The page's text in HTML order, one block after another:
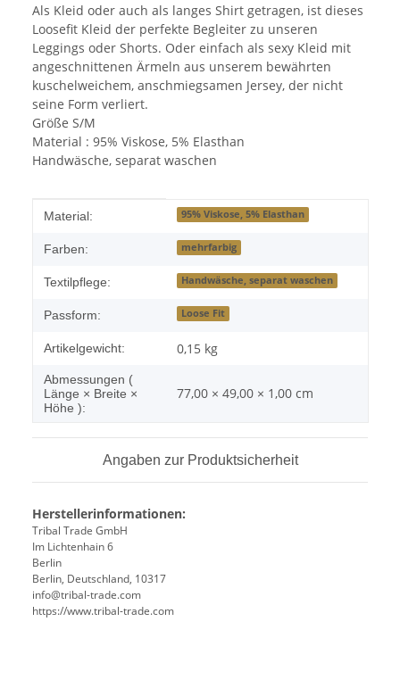
Als Kleid oder auch als langes Shirt getragen, ist dieses
Loosefit Kleid der perfekte Begleiter zu unseren
Leggings oder Shorts. Oder einfach als sexy Kleid mit
angeschnittenen Ärmeln aus unserem bewährten
kuschelweichem, anschmiegsamen Jersey, der nicht
seine Form verliert.
Größe S/M
Material : 95% Viskose, 5% Elasthan
Handwäsche, separat waschen
Produkteigenschaft
Wert
Material: 95% Viskose, 5% Elasthan
Farben: mehrfarbig
Textilpflege: Handwäsche, separat waschen
Passform: Loose Fit
Artikelgewicht: 0,15 kg
Abmessungen (
Länge × Breite ×
Höhe ):
77,00 × 49,00 × 1,00 cm
Angaben zur Produktsicherheit
Herstellerinformationen:
Tribal Trade GmbH
Im Lichtenhain 6
Berlin
Berlin, Deutschland, 10317
info@tribal-trade.com
https://www.tribal-trade.com